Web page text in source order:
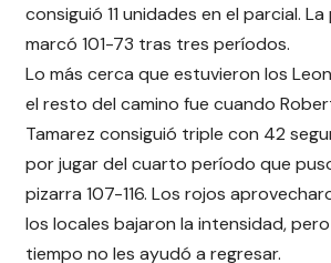
consiguió 11 unidades en el parcial.
marcó 101-73 tras tres períodos.
Lo más cerca que estuvieron los
el resto del camino fue cuando
Tamarez consiguió triple con 42
por jugar del cuarto período que
pizarra 107-116. Los rojos
los locales bajaron la intensidad,
tiempo no les ayudó a regresar.